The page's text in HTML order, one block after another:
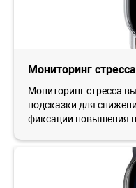
Мониторинг
Мониторинг стресса
подсказки для
фиксации повышения